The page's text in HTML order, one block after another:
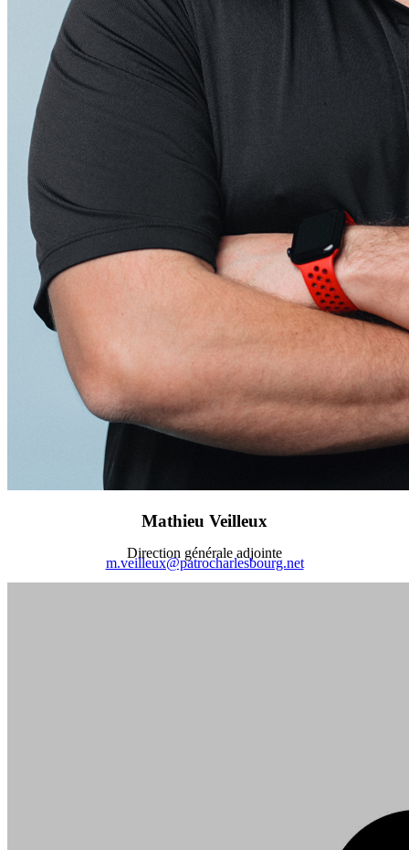
Mathieu Veilleux
Direction générale adjointe
m.veilleux@patrocharlesbourg.net